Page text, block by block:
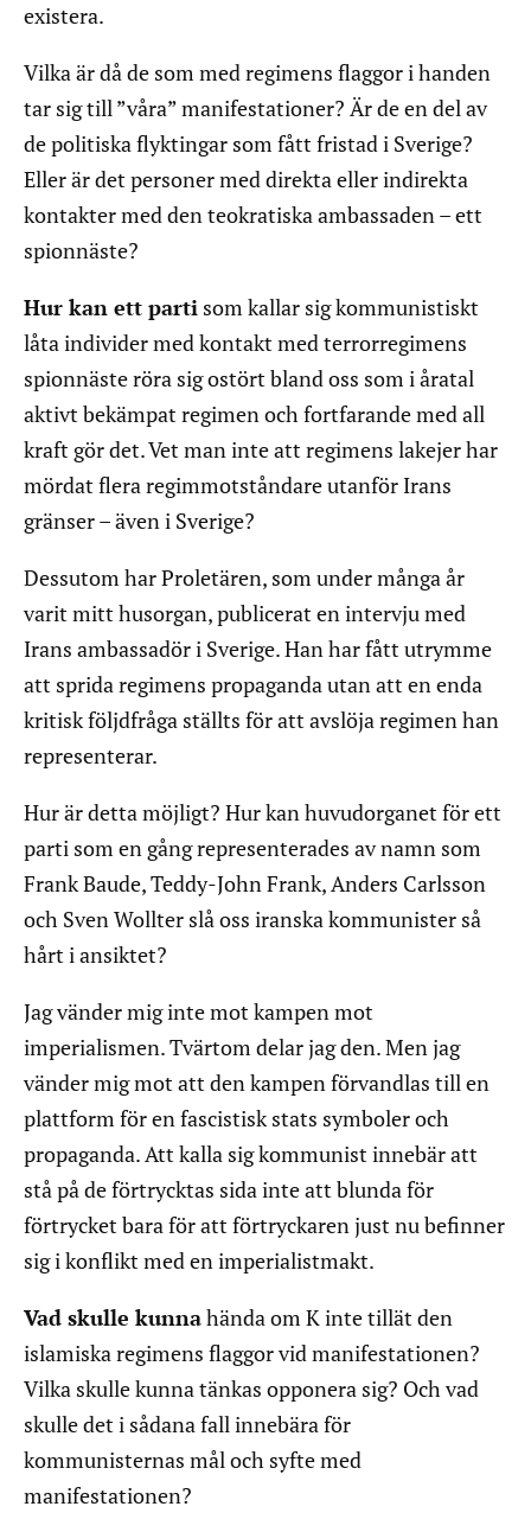
existera.
Vilka är då de som med regimens flaggor i handen
tar sig till ”våra” manifestationer? Är de en del av
de politiska flyktingar som fått fristad i Sverige?
Eller är det personer med direkta eller indirekta
kontakter med den teokratiska ambassaden – ett
spionnäste?
Hur kan ett parti som kallar sig kommunistiskt
låta individer med kontakt med terrorregimens
spionnäste röra sig ostört bland oss som i åratal
aktivt bekämpat regimen och fortfarande med all
kraft gör det. Vet man inte att regimens lakejer har
mördat flera regimmotståndare utanför Irans
gränser – även i Sverige?
Dessutom har Proletären, som under många år
varit mitt husorgan, publicerat en intervju med
Irans ambassadör i Sverige. Han har fått utrymme
att sprida regimens propaganda utan att en enda
kritisk följdfråga ställts för att avslöja regimen han
representerar.
Hur är detta möjligt? Hur kan huvudorganet för ett
parti som en gång representerades av namn som
Frank Baude, Teddy-John Frank, Anders Carlsson
och Sven Wollter slå oss iranska kommunister så
hårt i ansiktet?
Jag vänder mig inte mot kampen mot
imperialismen. Tvärtom delar jag den. Men jag
vänder mig mot att den kampen förvandlas till en
plattform för en fascistisk stats symboler och
propaganda. Att kalla sig kommunist innebär att
stå på de förtrycktas sida inte att blunda för
förtrycket bara för att förtryckaren just nu befinner
sig i konflikt med en imperialistmakt.
Vad skulle kunnahända om K inte tillät den
islamiska regimens flaggor vid manifestationen?
Vilka skulle kunna tänkas opponera sig? Och vad
skulle det i sådana fall innebära för
kommunisternas mål och syfte med
manifestationen?